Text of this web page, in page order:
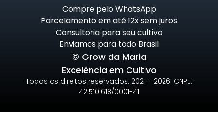
Compre pelo WhatsApp
Parcelamento em até 12x sem juros
Consultoria para seu cultivo
Enviamos para todo Brasil
© Grow da Maria
Excelência em Cultivo
Todos os direitos reservados. 2021 – 2026. CNPJ:
42.510.618/0001-41